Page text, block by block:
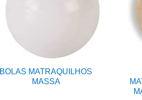
BOLAS MATRAQUILHOS
MASSA